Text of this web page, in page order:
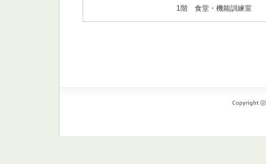
1階 食堂・機能訓練室